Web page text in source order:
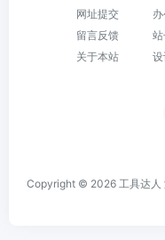
网址提交
留言反馈
关于本站
Copyright © 2026 工具达人